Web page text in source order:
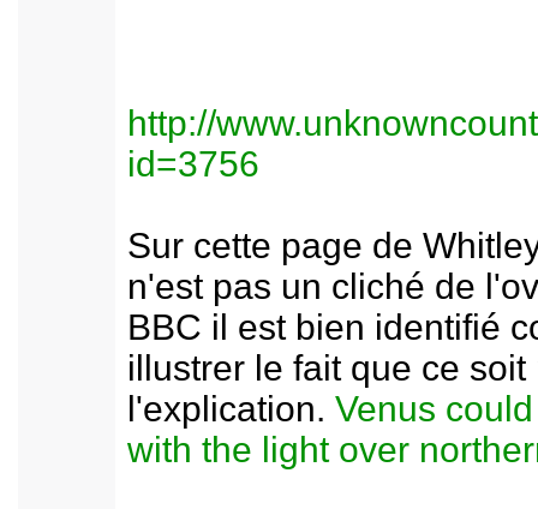
http://
id=3756
Sur cette page de
n'est pas un cliché de
BBC il est bien identifié
illustrer le fait que ce soit
l'explication. Venus
with the light over